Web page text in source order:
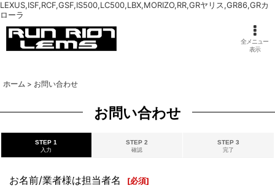
LEXUS,ISF,RCF,GSF,IS500,LC500,LBX,MORIZO,RR,GRヤリス,GR86,GRカ
ローラ
全メニュー
表示
ホーム > お問い合わせ
お問い合わせ
STEP 1
入力
STEP 2
確認
STEP 3
完了
お名前/業者様は担当者名 [必須]